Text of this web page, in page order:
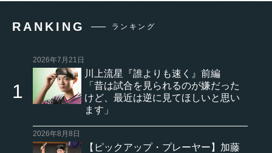
RANKING ランキング
2026年7月21日
川上流星『誰よりも速く』前編
「昔は試合を見られるのが嫌だった
けど、最近は逆に見てほしいと思い
ます」
2026年8月8日
【ピックアップ・プレーヤー】加藤